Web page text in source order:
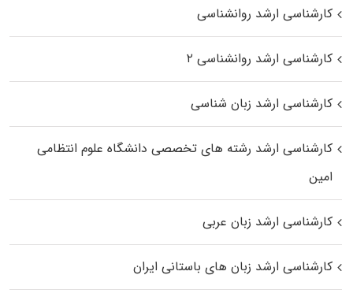
کارشناسی ارشد روانشناسی
کارشناسی ارشد روانشناسی ۲
کارشناسی ارشد زبان شناسی
کارشناسی ارشد رﺷﺘﻪ ﻫﺎی تخصصی داﻧﺸﮕﺎه ﻋﻠﻮم انتظامی
اﻣﻴﻦ
کارشناسی ارشد زبان عربی
کارشناسی ارشد زبان‌ های باستانی ایران